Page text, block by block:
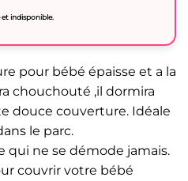
pour bébé épaisse et a la
chouchouté ,il dormira
douce couverture. Idéale
le parc.
qui ne se démode jamais.
couvrir votre bébé
indisponible.